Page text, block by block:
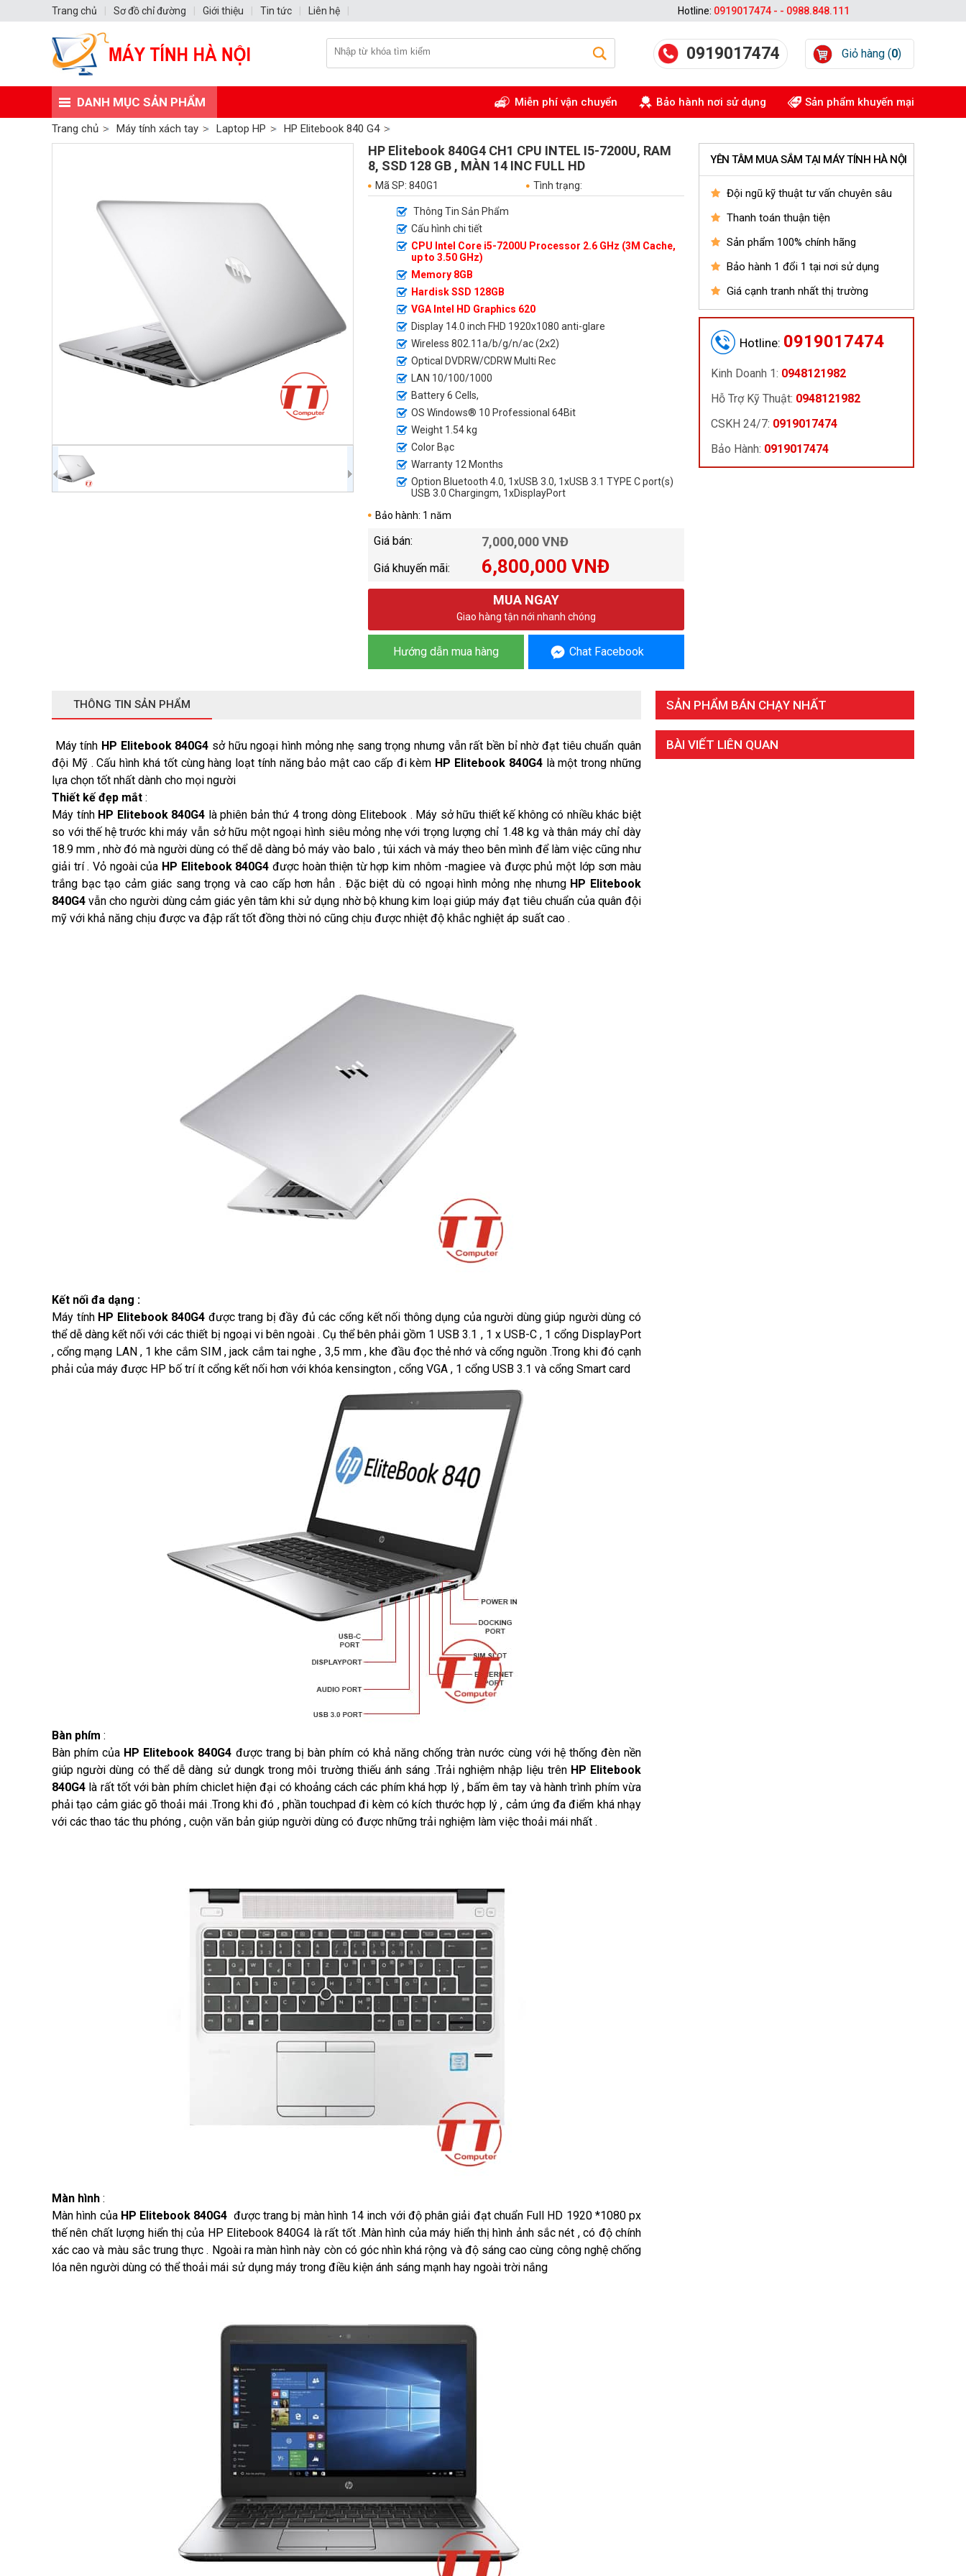
Giỏ hàng (0)
0919017474
Sản phẩm khuyến mại
Bảo hành nơi sử dụng
Miễn phí vận chuyển
DANH MỤC SẢN PHẨM
Trang chủ Máy tính xách tay Laptop HP HP Elitebook 840 G4
HP Elitebook 840G4 CH1 CPU INTEL I5-7200U, RAM
8, SSD 128 GB , MÀN 14 INC FULL HD
Mã SP: 840G1 Tình trạng:
Thông Tin Sản Phẩm
Cấu hình chi tiết
CPU Intel Core i5-7200U Processor 2.6 GHz (3M Cache,
up to 3.50 GHz)
Memory 8GB
Hardisk SSD 128GB
VGA Intel HD Graphics 620
Display 14.0 inch FHD 1920x1080 anti-glare
Wireless 802.11a/b/g/n/ac (2x2)
Optical DVDRW/CDRW Multi Rec
LAN 10/100/1000
Battery 6 Cells,
OS Windows® 10 Professional 64Bit
Weight 1.54 kg
Color Bạc
Warranty 12 Months
Option Bluetooth 4.0, 1xUSB 3.0, 1xUSB 3.1 TYPE C port(s)
USB 3.0 Chargingm, 1xDisplayPort
Bảo hành: 1 năm
Giá bán: 7,000,000 VNĐ
Giá khuyến mãi: 6,800,000 VNĐ
MUA NGAY
Giao hàng tận nới nhanh chóng
Hướng dẫn mua hàng Chat Facebook
YÊN TÂM MUA SẮM TẠI MÁY TÍNH HÀ NỘI
Đội ngũ kỹ thuật tư vấn chuyên sâu
Thanh toán thuận tiện
Sản phẩm 100% chính hãng
Bảo hành 1 đổi 1 tại nơi sử dụng
Giá cạnh tranh nhất thị trường
Hotline: 0919017474
Kinh Doanh 1: 0948121982
Hỗ Trợ Kỹ Thuật: 0948121982
CSKH 24/7: 0919017474
Bảo Hành: 0919017474
THÔNG TIN SẢN PHẨM
Máy tính HP Elitebook 840G4 sở hữu ngoại hình mỏng nhẹ sang trọng nhưng vẫn rất bền bỉ nhờ đạt tiêu chuẩn quân
đội Mỹ . Cấu hình khá tốt cùng hàng loạt tính năng bảo mật cao cấp đi kèm HP Elitebook 840G4là một trong những
lựa chọn tốt nhất dành cho mọi người
Thiết kế đẹp mắt :
Máy tính HP Elitebook 840G4 là phiên bản thứ 4 trong dòng Elitebook . Máy sở hữu thiết kế không có nhiều khác biệt
so với thế hệ trước khi máy vẫn sở hữu một ngoại hình siêu mỏng nhẹ với trọng lượng chỉ 1.48 kg và thân máy chỉ dày
18.9 mm , nhờ đó mà người dùng có thể dễ dàng bỏ máy vào balo , túi xách và máy theo bên mình để làm việc cũng như
giải trí . Vỏ ngoài của HP Elitebook 840G4 được hoàn thiện từ hợp kim nhôm -magiee và được phủ một lớp sơn màu
trắng bạc tạo cảm giác sang trọng và cao cấp hơn hẳn . Đặc biệt dù có ngoại hình mỏng nhẹ nhưng HP Elitebook
840G4 vẫn cho người dùng cảm giác yên tâm khi sử dụng nhờ bộ khung kim loại giúp máy đạt tiêu chuẩn của quân đội
mỹ với khả năng chịu được va đập rất tốt đồng thời nó cũng chịu được nhiệt độ khắc nghiệt áp suất cao .
Kết nối đa dạng :
Máy tính HP Elitebook 840G4 được trang bị đầy đủ các cổng kết nối thông dụng của người dùng giúp người dùng có
thể dễ dàng kết nối với các thiết bị ngoại vi bên ngoài . Cụ thể bên phải gồm 1 USB 3.1 , 1 x USB-C , 1 cổng DisplayPort
, cổng mạng LAN , 1 khe cắm SIM , jack cắm tai nghe , 3,5 mm , khe đầu đọc thẻ nhớ và cổng nguồn .Trong khi đó cạnh
phải của máy được HP bố trí ít cổng kết nối hơn với khóa kensington , cổng VGA , 1 cổng USB 3.1 và cổng Smart card
Bàn phím :
Bàn phím của HP Elitebook 840G4 được trang bị bàn phím có khả năng chống tràn nước cùng với hệ thống đèn nền
giúp người dùng có thể dễ dàng sử dungk trong môi trường thiếu ánh sáng .Trải nghiệm nhập liệu trên HP Elitebook
840G4 là rất tốt với bàn phím chiclet hiện đại có khoảng cách các phím khá hợp lý , bấm êm tay và hành trình phím vừa
phải tạo cảm giác gõ thoải mái .Trong khi đó , phần touchpad đi kèm có kích thước hợp lý , cảm ứng đa điểm khá nhạy
với các thao tác thu phóng , cuộn văn bản giúp người dùng có được những trải nghiệm làm việc thoải mái nhất .
Màn hình :
Màn hình của HP Elitebook 840G4 được trang bị màn hình 14 inch với độ phân giải đạt chuẩn Full HD 1920 *1080 px
thế nên chất lượng hiển thị của HP Elitebook 840G4 là rất tốt .Màn hình của máy hiển thị hình ảnh sắc nét , có độ chính
xác cao và màu sắc trung thực . Ngoài ra màn hình này còn có góc nhìn khá rộng và độ sáng cao cùng công nghệ chống
lóa nên người dùng có thể thoải mái sử dụng máy trong điều kiện ánh sáng mạnh hay ngoài trời nắng
SẢN PHẨM BÁN CHẠY NHẤT
BÀI VIẾT LIÊN QUAN
Trang chủ Sơ đồ chỉ đường Giới thiệu Tin tức Liên hệ Hotline: 0919017474 - - 0988.848.111